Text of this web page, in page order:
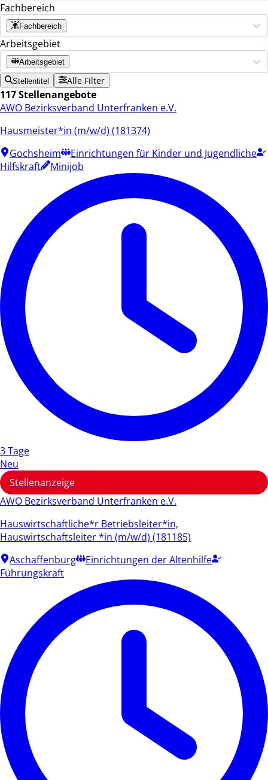
Fachbereich
Fachbereich
Arbeitsgebiet
Arbeitsgebiet
Stellentitel Alle Filter
117 Stellenangebote
AWO Bezirksverband Unterfranken e.V.
Hausmeister*in (m/w/d) (181374)
Gochsheim
Einrichtungen für Kinder und Jugendliche
Hilfskraft
Minijob
3 Tage
Neu
Stellenanzeige
AWO Bezirksverband Unterfranken e.V.
Hauswirtschaftliche*r Betriebsleiter*in,
Hauswirtschaftsleiter *in (m/w/d) (181185)
Aschaffenburg
Einrichtungen der Altenhilfe
Führungskraft